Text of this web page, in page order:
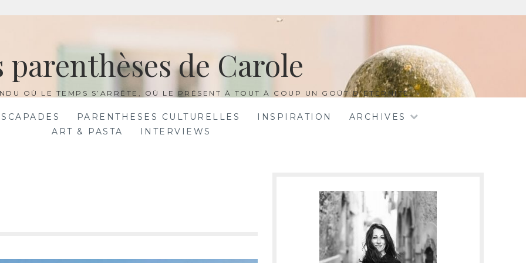
parenthèses de Carole
OÙ LE TEMPS S’ARRÊTE, OÙ LE PRÉSENT À TOUT À COUP UN GOÛT D’ÉTERNITÉ. »
PARENTHESES CULTURELLES INSPIRATION
ARCHIVES
ART & PASTA
INTERVIEWS